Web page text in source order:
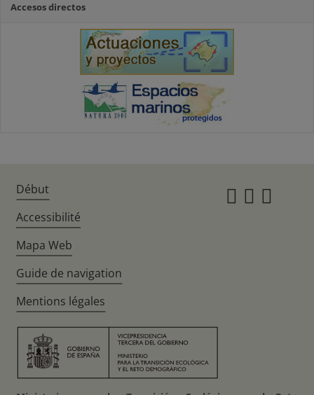
Accesos directos
Début
Accessibilité
Mapa Web
Guide de navigation
Mentions légales